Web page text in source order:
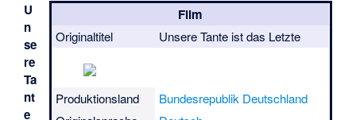
Film
Originaltitel Unsere Tante ist das Letzte
Produktionsland
Bundesrepublik Deutschland
U
n
se
re
Ta
nt
e